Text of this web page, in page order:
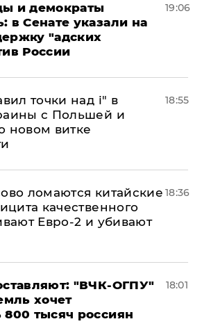
и демократы
в Сенате указали на
"адских
России
19:06
точки над і" в
с Польшей и
новом витке
18:55
ломаются китайские
качественного
Евро-2 и убивают
18:36
"ВЧК-ОГПУ"
хочет
800 тысяч россиян
18:01